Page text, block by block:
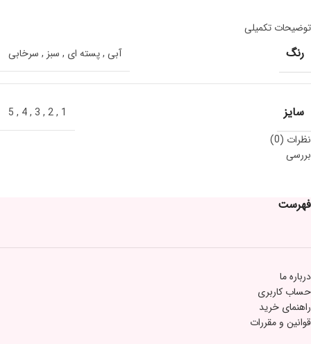
توضیحات تکمیلی
رنگ آبی ,پسته ای , سبز , سرخابی
سایز 1
,
2
,
3
,
4
,
5
نظرات (0)
بررسی
فهرست
درباره ما
حساب کاربری
راهنمای خرید
قوانین و مقررات